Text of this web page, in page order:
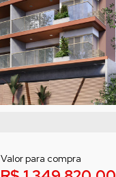
Valor para compra